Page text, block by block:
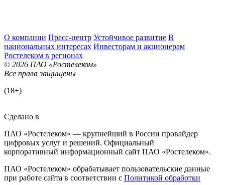
О компании Пресс-центр Устойчивое развитие В
национальных интересах Инвесторам и акционерам
Ростелеком в регионах
© 2026 ПАО «Ростелеком»
Все права защищены
(18+)
Сделано в
ПАО «Ростелеком» — крупнейший в России провайдер
цифровых услуг и решений. Официальный
корпоративный информационный сайт ПАО «Ростелеком».
ПАО «Ростелеком» обрабатывает пользовательские данные
при работе сайта в соответствии с Политикой обработки